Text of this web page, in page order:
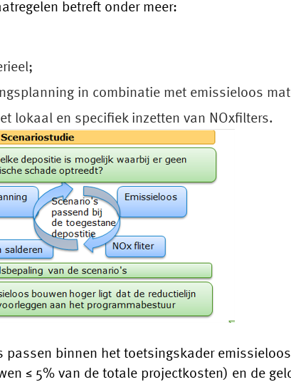
betreft onder meer:
in combinatie met emissieloos
lokaal en specifiek inzetten van NOxfilters.
passen binnen het toetsingskader
≤ 5% van de totale projectkosten) en de